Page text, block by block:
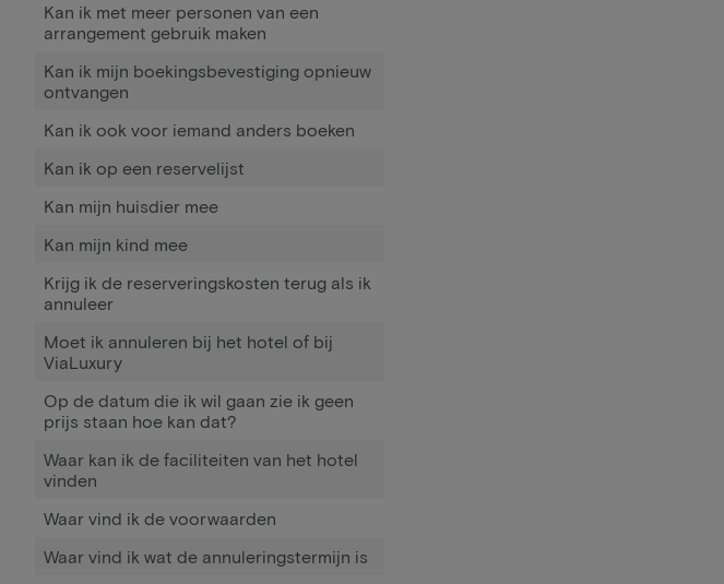
Kan ik met meer personen van een
arrangement gebruik maken
Kan ik mijn boekingsbevestiging opnieuw
ontvangen
Kan ik ook voor iemand anders boeken
Kan ik op een reservelijst
Kan mijn huisdier mee
Kan mijn kind mee
Krijg ik de reserveringskosten terug als ik
annuleer
Moet ik annuleren bij het hotel of bij
ViaLuxury
Op de datum die ik wil gaan zie ik geen
prijs staan hoe kan dat?
Waar kan ik de faciliteiten van het hotel
vinden
Waar vind ik de voorwaarden
Waar vind ik wat de annuleringstermijn is